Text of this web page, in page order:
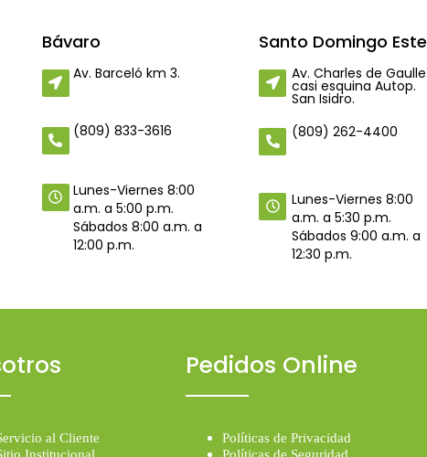
Bávaro
Av. Barceló km 3.
(809) 833-3616
Lunes-Viernes 8:00
a.m. a 5:00 p.m.
Sábados 8:00 a.m. a
12:00 p.m.
Santo Domingo Este
Av. Charles de Gaulle
casi esquina Autop.
San Isidro.
(809) 262-4400
Lunes-Viernes 8:00
a.m. a 5:30 p.m.
Sábados 9:00 a.m. a
12:30 p.m.
al Cliente
Pedidos Online
Políticas de Privacidad